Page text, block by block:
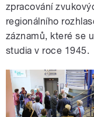
zpracování
regionálního
záznamů, které se
studia v roce 1945.